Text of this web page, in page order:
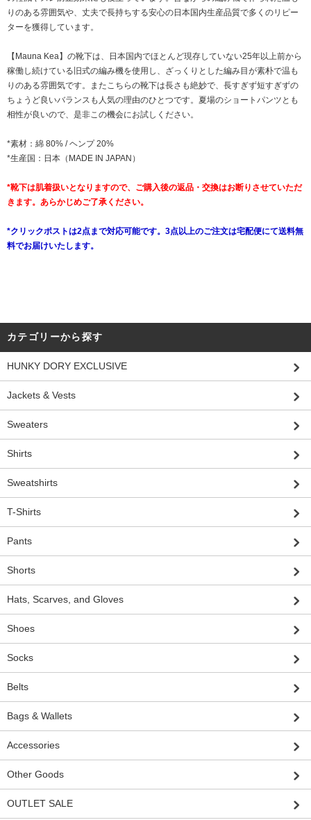
りのある雰囲気や、丈夫で長持ちする安心の日本国内生産品質で多くのリピー
ターを獲得しています。
【Mauna Kea】の靴下は、日本国内でほとんど現存していない25年以上前から
稼働し続けている旧式の編み機を使用し、ざっくりとした編み目が素朴で温も
りのある雰囲気です。またこちらの靴下は長さも絶妙で、長すぎず短すぎずの
ちょうど良いバランスも人気の理由のひとつです。夏場のショートパンツとも
相性が良いので、是非この機会にお試しください。
*素材：綿 80% / ヘンプ 20%
*生産国：日本（MADE IN JAPAN）
*靴下は肌着扱いとなりますので、ご購入後の返品・交換はお断りさせていただ
きます。あらかじめご了承ください。
*クリックポストは2点まで対応可能です。3点以上のご注文は宅配便にて送料無
料でお届けいたします。
カテゴリーから探す
HUNKY DORY EXCLUSIVE
Jackets & Vests
Sweaters
Shirts
Sweatshirts
T-Shirts
Pants
Shorts
Hats, Scarves, and Gloves
Shoes
Socks
Belts
Bags & Wallets
Accessories
Other Goods
OUTLET SALE